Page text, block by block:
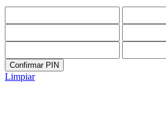
Confirmar PIN
Limpiar